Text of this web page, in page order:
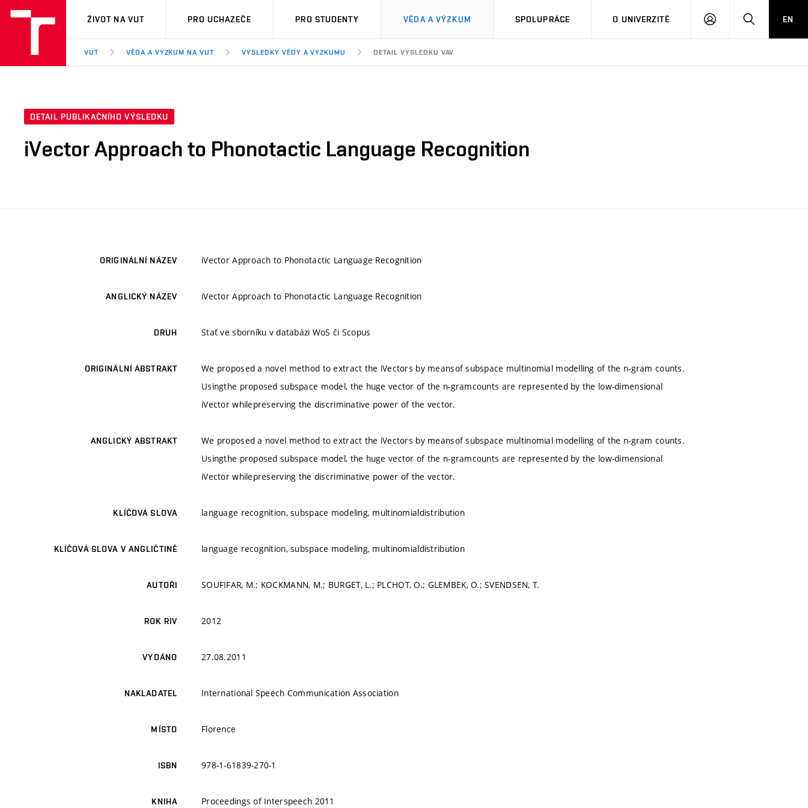
VUT
ŽIVOT NA VUT PRO UCHAZEČE PRO STUDENTY VĚDA A VÝZKUM SPOLUPRÁCE O UNIVERZITĚ
PŘIHLÁSIT HLEDATEN
VUT VĚDA A VÝZKUM NA VUT VÝSLEDKY VĚDY A VÝZKUMU DETAIL VÝSLEDKU VAV
DETAIL PUBLIKAČNÍHO VÝSLEDKU
iVector Approach to Phonotactic Language Recognition
ORIGINÁLNÍ NÁZEV iVector Approach to Phonotactic Language Recognition
ANGLICKÝ NÁZEV iVector Approach to Phonotactic Language Recognition
DRUH Stať ve sborníku v databázi WoS či Scopus
ORIGINÁLNÍ ABSTRAKT
We proposed a novel method to extract the iVectors by meansof subspace multinomial modelling of the n-gram counts.
Usingthe proposed subspace model, the huge vector of the n-gramcounts are represented by the low-dimensional
iVector whilepreserving the discriminative power of the vector.
ANGLICKÝ ABSTRAKT
We proposed a novel method to extract the iVectors by meansof subspace multinomial modelling of the n-gram counts.
Usingthe proposed subspace model, the huge vector of the n-gramcounts are represented by the low-dimensional
iVector whilepreserving the discriminative power of the vector.
KLÍČOVÁ SLOVA language recognition, subspace modeling, multinomialdistribution
KLÍČOVÁ SLOVA V ANGLIČTINĚ language recognition, subspace modeling, multinomialdistribution
AUTOŘI SOUFIFAR, M.; KOCKMANN, M.; BURGET, L.; PLCHOT, O.; GLEMBEK, O.; SVENDSEN, T.
ROK RIV 2012
VYDÁNO 27.08.2011
NAKLADATEL International Speech Communication Association
MÍSTO Florence
ISBN 978-1-61839-270-1
KNIHA Proceedings of Interspeech 2011